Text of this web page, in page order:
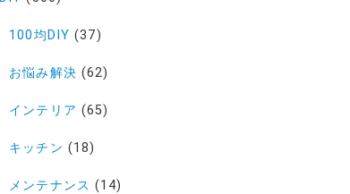
100均DIY (37)
お悩み解決 (62)
インテリア (65)
キッチン (18)
メンテナンス (14)